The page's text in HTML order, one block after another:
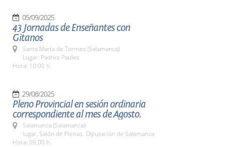
05/09/2025
43 Jornadas de Enseñantes con
Gitanos
Santa Marta de Tormes (Salamanca)
Lugar: Padres Paules
Hora: 10:00 h.
29/08/2025
Pleno Provincial en sesión ordinaria
correspondiente al mes de Agosto.
Salamanca (Salamanca)
lugar. Salón de Plenos. Diputación de Salamanca
Hora: 09,00 h.